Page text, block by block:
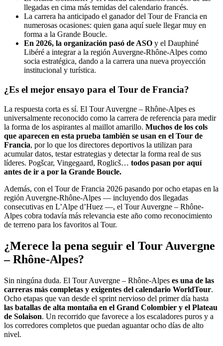
llegadas en cima más temidas del calendario francés.
La carrera ha anticipado el ganador del Tour de Francia en
numerosas ocasiones: quien gana aquí suele llegar muy en
forma a la Grande Boucle.
En 2026, la organización pasó de ASO y el Dauphiné
Libéré a integrar a la región Auvergne-Rhône-Alpes como
socia estratégica, dando a la carrera una nueva proyección
institucional y turística.
¿Es el mejor ensayo para el Tour de Francia?
La respuesta corta es sí. El Tour Auvergne – Rhône-Alpes es
universalmente reconocido como la carrera de referencia para medir
la forma de los aspirantes al maillot amarillo. Muchos de los cols
que aparecen en esta prueba también se usan en el Tour de
Francia, por lo que los directores deportivos la utilizan para
acumular datos, testar estrategias y detectar la forma real de sus
líderes. Pogšcar, Vingegaard, Roglicš… todos pasan por aquí
antes de ir a por la Grande Boucle.
Además, con el Tour de Francia 2026 pasando por ocho etapas en la
región Auvergne-Rhône-Alpes — incluyendo dos llegadas
consecutivas en L’Alpe d’Huez —, el Tour Auvergne – Rhône-
Alpes cobra todavía más relevancia este año como reconocimiento
de terreno para los favoritos al Tour.
¿Merece la pena seguir el Tour Auvergne
– Rhône-Alpes?
Sin ningúna duda. El Tour Auvergne – Rhône-Alpes es una de las
carreras más completas y exigentes del calendario WorldTour.
Ocho etapas que van desde el sprint nervioso del primer día hasta
las batallas de alta montaña en el Grand Colombier y el Plateau
de Solaison. Un recorrido que favorece a los escaladores puros y a
los corredores completos que puedan aguantar ocho días de alto
nivel.